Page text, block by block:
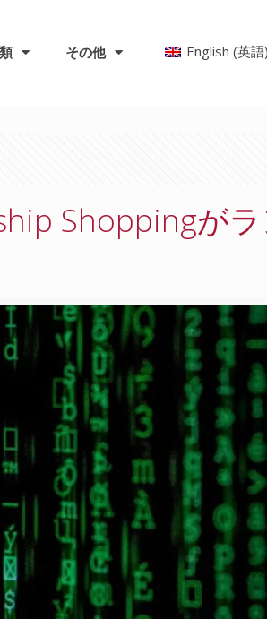
English (英語)
その他
Shoppingが